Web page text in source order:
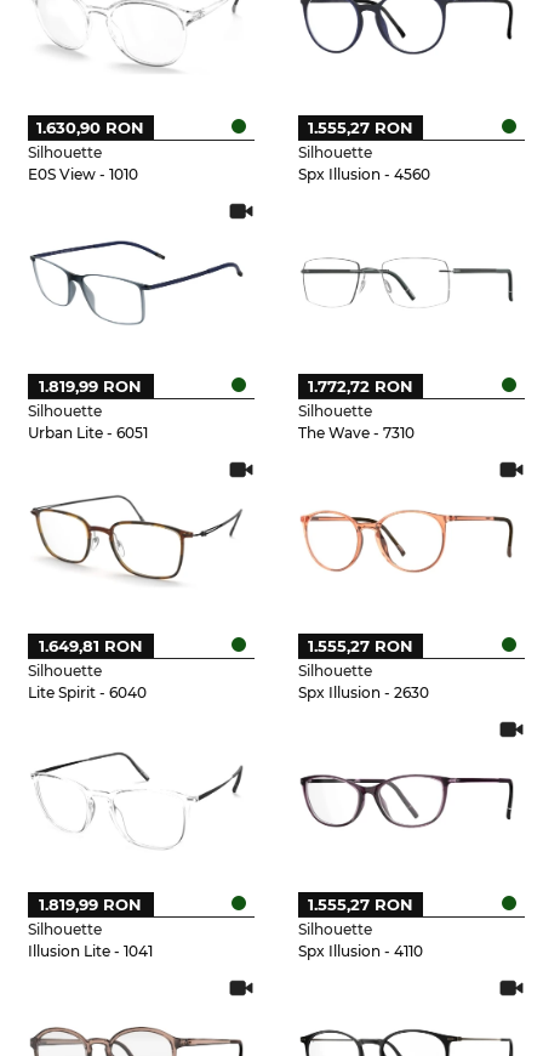
Silhouette
E0S View - 1010
1.630,90 RON
Silhouette
Spx Illusion - 4560
1.555,27 RON
Silhouette
Urban Lite - 6051
1.819,99 RON
Silhouette
The Wave - 7310
1.772,72 RON
Silhouette
Lite Spirit - 6040
1.649,81 RON
Silhouette
Spx Illusion - 2630
1.555,27 RON
Silhouette
Illusion Lite - 1041
1.819,99 RON
Silhouette
Spx Illusion - 4110
1.555,27 RON